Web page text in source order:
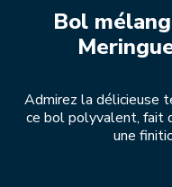
Bol
Admirez la délicieuse
ce bol polyvalent, fait
une